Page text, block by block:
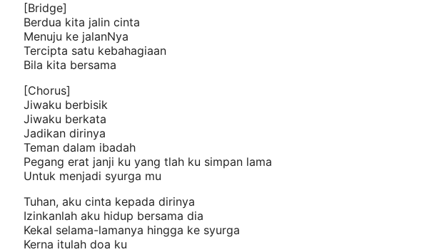
[Bridge]
Berdua kita jalin cinta
Menuju ke jalanNya
Tercipta satu kebahagiaan
Bila kita bersama
[Chorus]
Jiwaku berbisik
Jiwaku berkata
Jadikan dirinya
Teman dalam ibadah
Pegang erat janji ku yang tlah ku simpan lama
Untuk menjadi syurga mu
Tuhan, aku cinta kepada dirinya
Izinkanlah aku hidup bersama dia
Kekal selama-lamanya hingga ke syurga
Kerna itulah doa ku